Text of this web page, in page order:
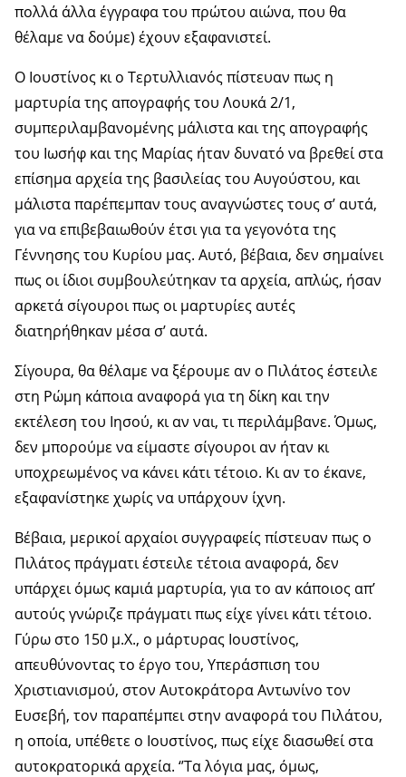
πολλά άλλα έγγραφα του πρώτου αιώνα, που θα
θέλαμε να δούμε) έχουν εξαφανιστεί.
Ο Ιουστίνος κι ο Τερτυλλιανός πίστευαν πως η
μαρτυρία της απογραφής του Λουκά 2/1,
συμπεριλαμβανομένης μάλιστα και της απογραφής
του Ιωσήφ και της Μαρίας ήταν δυνατό να βρεθεί στα
επίσημα αρχεία της βασιλείας του Αυγούστου, και
μάλιστα παρέπεμπαν τους αναγνώστες τους σ’ αυτά,
για να επιβεβαιωθούν έτσι για τα γεγονότα της
Γέννησης του Κυρίου μας. Αυτό, βέβαια, δεν σημαίνει
πως οι ίδιοι συμβουλεύτηκαν τα αρχεία, απλώς, ήσαν
αρκετά σίγουροι πως οι μαρτυρίες αυτές
διατηρήθηκαν μέσα σ’ αυτά.
Σίγουρα, θα θέλαμε να ξέρουμε αν ο Πιλάτος έστειλε
στη Ρώμη κάποια αναφορά για τη δίκη και την
εκτέλεση του Ιησού, κι αν ναι, τι περιλάμβανε. Όμως,
δεν μπορούμε να είμαστε σίγουροι αν ήταν κι
υποχρεωμένος να κάνει κάτι τέτοιο. Κι αν το έκανε,
εξαφανίστηκε χωρίς να υπάρχουν ίχνη.
Βέβαια, μερικοί αρχαίοι συγγραφείς πίστευαν πως ο
Πιλάτος πράγματι έστειλε τέτοια αναφορά, δεν
υπάρχει όμως καμιά μαρτυρία, για το αν κάποιος απ’
αυτούς γνώριζε πράγματι πως είχε γίνει κάτι τέτοιο.
Γύρω στο 150 μ.Χ., ο μάρτυρας Ιουστίνος,
απευθύνοντας το έργο του, Υπεράσπιση του
Χριστιανισμού, στον Αυτοκράτορα Αντωνίνο τον
Ευσεβή, τον παραπέμπει στην αναφορά του Πιλάτου,
η οποία, υπέθετε ο Ιουστίνος, πως είχε διασωθεί στα
αυτοκρατορικά αρχεία. ‘’Τα λόγια μας, όμως,